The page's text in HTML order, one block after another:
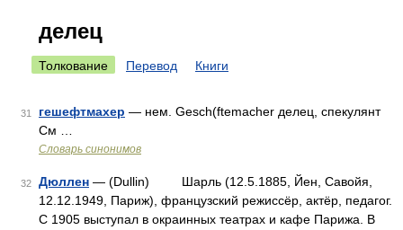
делец
Толкование Перевод Книги
31 гешефтмахер — нем. Gesch(ftemacher делец, спекулянт
См …
Словарь синонимов
32 Дюллен — (Dullin) Шарль (12.5.1885, Йен, Савойя,
12.12.1949, Париж), французский режиссёр, актёр, педагог.
С 1905 выступал в окраинных театрах и кафе Парижа. В